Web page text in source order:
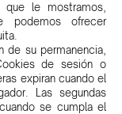
le mostramos,
ofrecer
de su permanencia,
de sesión o
expiran cuando el
Las segundas
se cumpla el